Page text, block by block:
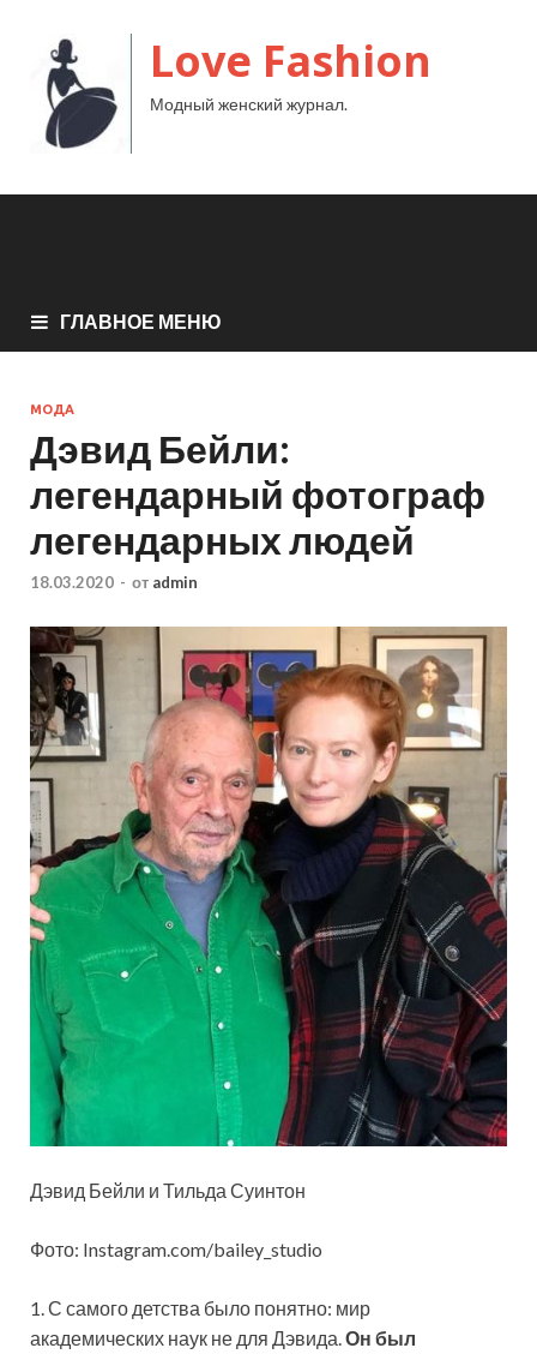
Love Fashion
Модный женский журнал.
ГЛАВНОЕ МЕНЮ
МОДА
Дэвид Бейли:
легендарный фотограф
легендарных людей
18.03.2020 - от admin
Дэвид Бейли и Тильда Суинтон
Фото: Instagram.com/bailey_studio
1. С самого детства было понятно: мир
академических наук не для Дэвида. Он был